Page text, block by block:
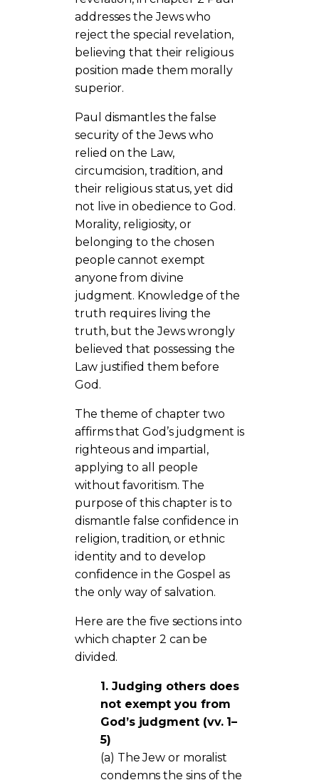
addresses the Jews who
reject the special revelation,
believing that their religious
position made them morally
superior.
Paul dismantles the false
security of the Jews who
relied on the Law,
circumcision, tradition, and
their religious status, yet did
not live in obedience to God.
Morality, religiosity, or
belonging to the chosen
people cannot exempt
anyone from divine
judgment. Knowledge of the
truth requires living the
truth, but the Jews wrongly
believed that possessing the
Law justified them before
God.
The theme of chapter two
affirms that God’s judgment is
righteous and impartial,
applying to all people
without favoritism. The
purpose of this chapter is to
dismantle false confidence in
religion, tradition, or ethnic
identity and to develop
confidence in the Gospel as
the only way of salvation.
Here are the five sections into
which chapter 2 can be
divided.
1. Judging others does
not exempt you from
God’s judgment (vv. 1–
5)
(a) The Jew or moralist
condemns the sins of the